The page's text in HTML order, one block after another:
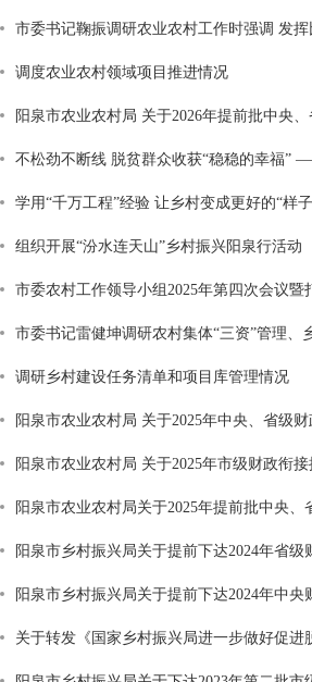
市委书记鞠振调研农业农村工作时强调 发
调度农业农村领域项目推进情况
阳泉市农业农村局 关于2026年提前批中央
不松劲不断线 脱贫群众收获“稳稳的幸福”
学用“千万工程”经验 让乡村变成更好的“样
组织开展“汾水连天山”乡村振兴阳泉行活动
市委农村工作领导小组2025年第四次会议
市委书记雷健坤调研农村集体“三资”管理、
调研乡村建设任务清单和项目库管理情况
阳泉市农业农村局 关于2025年中央、省级
阳泉市农业农村局 关于2025年市级财政衔
阳泉市农业农村局关于2025年提前批中央
阳泉市乡村振兴局关于提前下达2024年省
阳泉市乡村振兴局关于提前下达2024年中
关于转发《国家乡村振兴局进一步做好促